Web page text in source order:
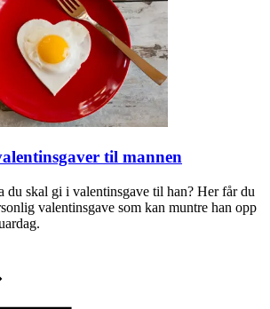
til mannen
du skal gi i valentinsgave til han? Her får du
valentinsgave som kan muntre han opp